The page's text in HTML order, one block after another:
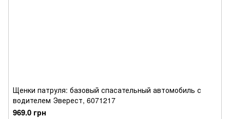
Щенки патруля: базовый спасательный автомобиль с
водителем Эверест, 6071217
969.0 грн